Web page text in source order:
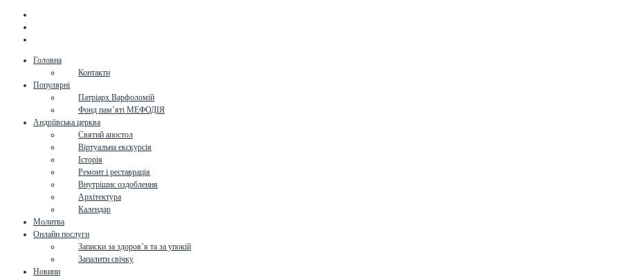
Головна
Контакти
Популярні
Патріарх Варфоломій
Фонд пам’яті МЕФОДІЯ
Андріївська церква
Святий апостол
Віртуальна екскурсія
Історія
Ремонт і реставрація
Внутрішнє оздоблення
Архітектура
Календар
Молитва
Онлайн послуги
Записки за здоров’я та за упокій
Запалити свічку
Новини